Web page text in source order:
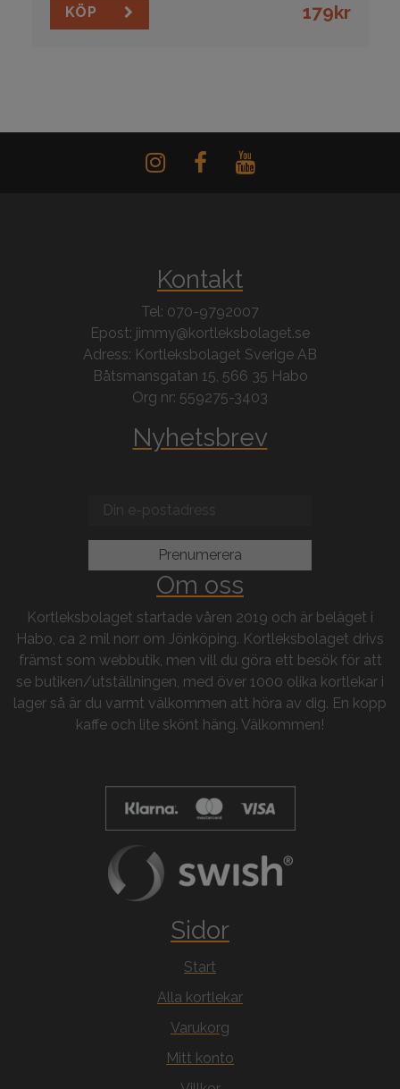
KÖP 179kr
Kontakt
Tel: 070-9792007
Epost: jimmy@kortleksbolaget.se
Adress: Kortleksbolaget Sverige AB
Båtsmansgatan 15, 566 35 Habo
Org nr: 559275-3403
Nyhetsbrev
Om oss
Kortleksbolaget startade våren 2019 och är beläget i
Habo, ca 2 mil norr om Jönköping. Kortleksbolaget drivs
främst som webbutik, men vill du göra ett besök för att
se butiken/utställningen, med över 1000 olika kortlekar i
lager så är du varmt välkommen att höra av dig. En kopp
kaffe och lite skönt häng. Välkommen!
Sidor
Start
Alla kortlekar
Varukorg
Mitt konto